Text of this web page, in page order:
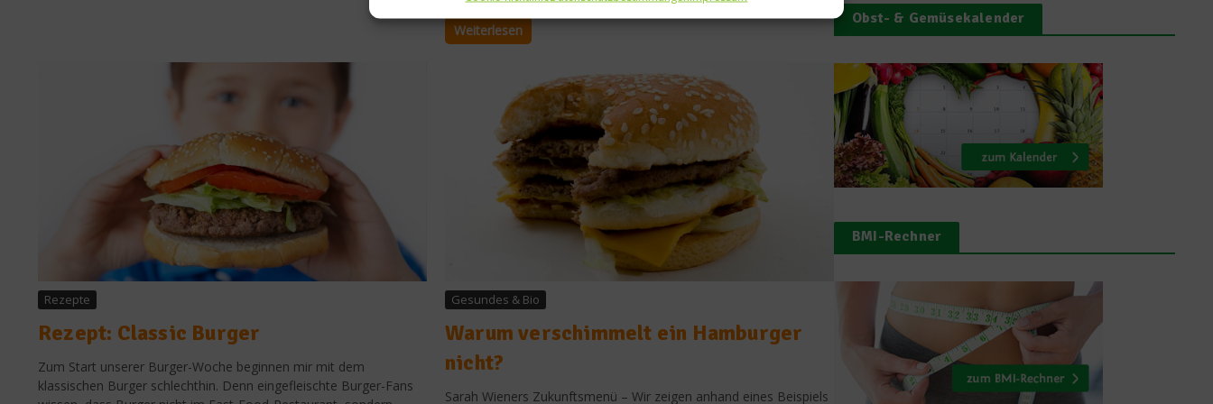
Weiterlesen
Rezepte
Rezept: Classic Burger
Zum Start unserer Burger-Woche beginnen mir mit dem
klassischen Burger schlechthin. Denn eingefleischte Burger-Fans
Gesundes & Bio
Warum verschimmelt ein Hamburger
nicht?
Sarah Wieners Zukunftsmenü – Wir zeigen anhand eines Beispiels
Obst- & Gemüsekalender
BMI-Rechner